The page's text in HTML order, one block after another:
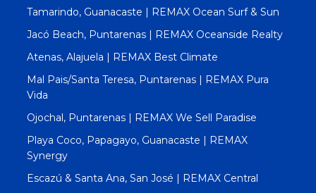
Tamarindo, Guanacaste | REMAX Ocean Surf & Sun
Jacó Beach, Puntarenas | REMAX Oceanside Realty
Atenas, Alajuela | REMAX Best Climate
Mal Pais/Santa Teresa, Puntarenas | REMAX Pura
Vida
Ojochal, Puntarenas | REMAX We Sell Paradise
Playa Coco, Papagayo, Guanacaste | REMAX
Synergy
Escazú & Santa Ana, San José | REMAX Central